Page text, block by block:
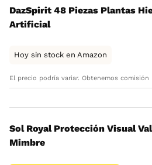
DazSpirit 48 Piezas Plantas
Artificial
Hoy sin stock en Amazon
El precio podría variar. Obtenemos comisión
Sol Royal Protección Visual
Mimbre